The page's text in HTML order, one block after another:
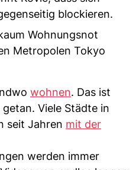
blockieren.
Wohnungsnot
Metropolen Tokyo
wohnen. Das ist
Viele Städte in
seit Jahren mit der
werden immer